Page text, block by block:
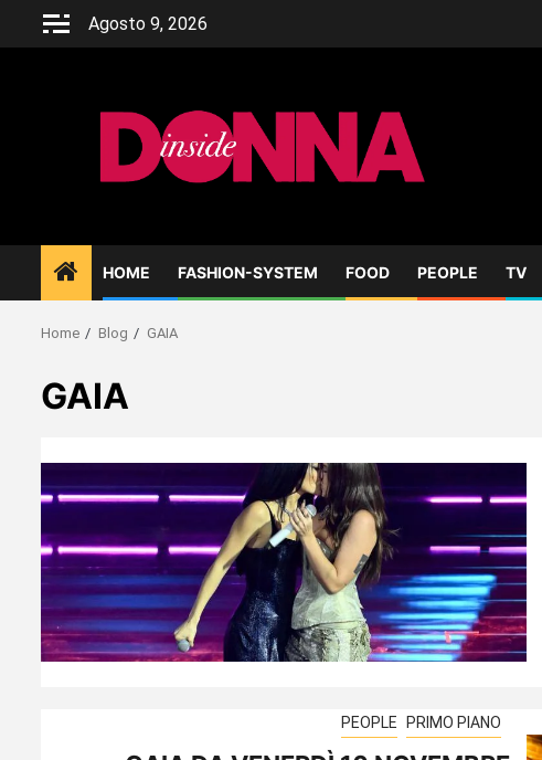
Agosto 9, 2026
HOME FASHION-SYSTEM FOOD PEOPLE TV
Home Blog GAIA
GAIA
PEOPLE PRIMO PIANO